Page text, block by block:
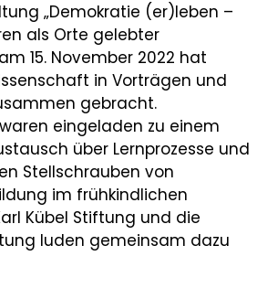
„Demokratie (er)leben –
als Orte gelebter
15. November 2022 hat
in Vorträgen und
gebracht.
eingeladen zu einem
über Lernprozesse und
Stellschrauben von
im frühkindlichen
Kübel Stiftung und die
luden gemeinsam dazu